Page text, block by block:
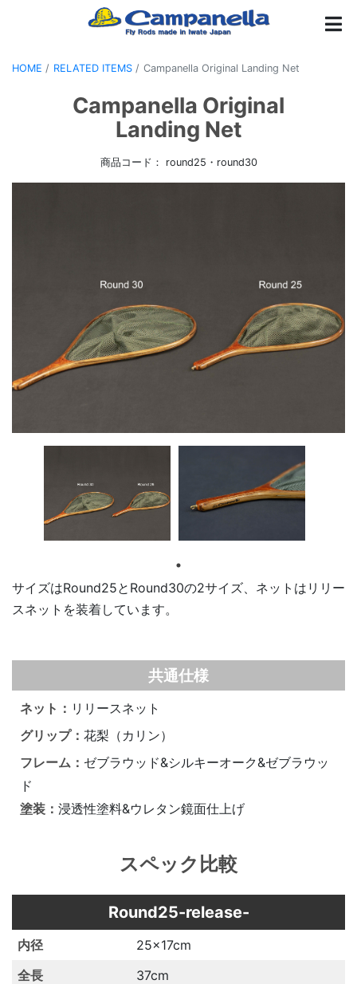
HOME RELATED ITEMS Campanella Original Landing Net
Campanella Original
Landing Net
商品コード： round25・round30
サイズはRound25とRound30の2サイズ、ネットはリリー
スネットを装着しています。
共通仕様
ネット： リリースネット
グリップ： 花梨（カリン）
フレーム： ゼブラウッド&シルキーオーク&ゼブラウッ
ド
塗装： 浸透性塗料&ウレタン鏡面仕上げ
スペック比較
Round25-release-
25×17cm
37cm